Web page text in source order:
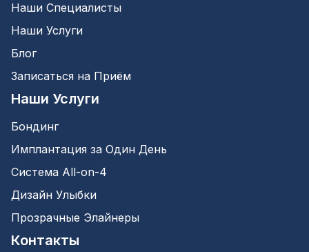
Наши Специалисты
Наши Услуги
Блог
Записаться на Приём
Наши Услуги
Бондинг
Имплантация за Один День
Система All-on-4
Дизайн Улыбки
Прозрачные Элайнеры
Контакты